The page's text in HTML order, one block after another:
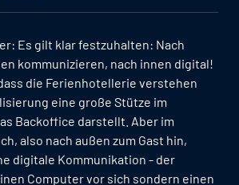
Es gilt klar festzuhalten: Nach
kommunizieren, nach innen digital!
die Ferienhotellerie verstehen
eine große Stütze im
Backoffice darstellt. Aber im
also nach außen zum Gast hin,
digitale Kommunikation - der
Computer vor sich sondern einen